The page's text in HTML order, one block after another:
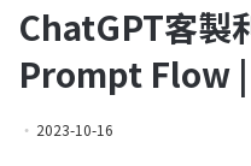
ChatGPT客製
Prompt Flow
2023-10-16